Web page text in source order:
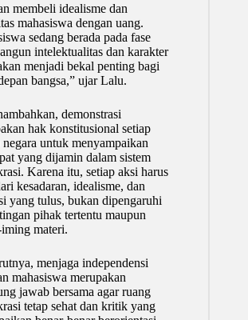
membeli idealisme dan
mahasiswa dengan uang.
sedang berada pada fase
intelektualitas dan karakter
menjadi bekal penting bagi
bangsa,” ujar Lalu.
demonstrasi
hak konstitusional setiap
untuk menyampaikan
yang dijamin dalam sistem
Karena itu, setiap aksi harus
kesadaran, idealisme, dan
yang tulus, bukan dipengaruhi
pihak tertentu maupun
materi.
menjaga independensi
mahasiswa merupakan
jawab bersama agar ruang
tetap sehat dan kritik yang